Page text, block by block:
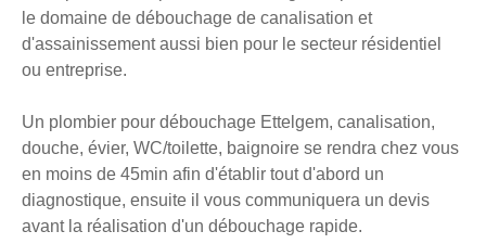
le domaine de débouchage de canalisation et
d'assainissement aussi bien pour le secteur résidentiel
ou entreprise.
Un plombier pour débouchage Ettelgem, canalisation,
douche, évier, WC/toilette, baignoire se rendra chez vous
en moins de 45min afin d'établir tout d'abord un
diagnostique, ensuite il vous communiquera un devis
avant la réalisation d'un débouchage rapide.